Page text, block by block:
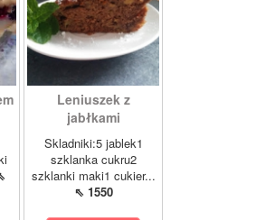
Leniuszek z
jabłkami
Skladniki:5 jablek1
szklanka cukru2
szklanki maki1 cukier...
⇖ 1550